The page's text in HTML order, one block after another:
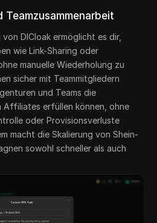
DICloak ermöglicht es dir,
wie Link-Sharing oder
manuelle Wiederholung zu
sicher mit Teammitgliedern
und Teams die
Affiliates erfüllen können, ohne
oder Provisionsverluste
macht die Skalierung von Shein-
sowohl schneller als auch